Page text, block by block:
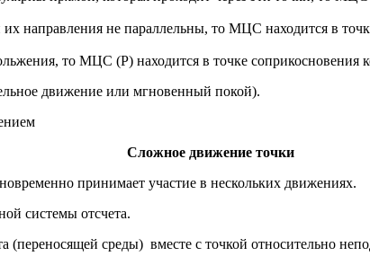
направления не параллельны, то МЦС находится в
то МЦС (Р) находится в точке соприкосновения
движение или мгновенный покой).
Сложное движение точки
принимает участие в нескольких движениях.
системы отсчета.
(переносящей среды) вместе с точкой относительно